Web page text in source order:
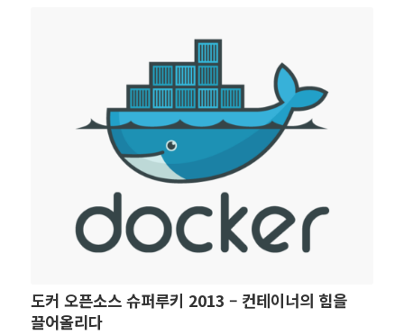
도커 오픈소스 슈퍼루키 2013 – 컨테이너의 힘을
끌어올리다